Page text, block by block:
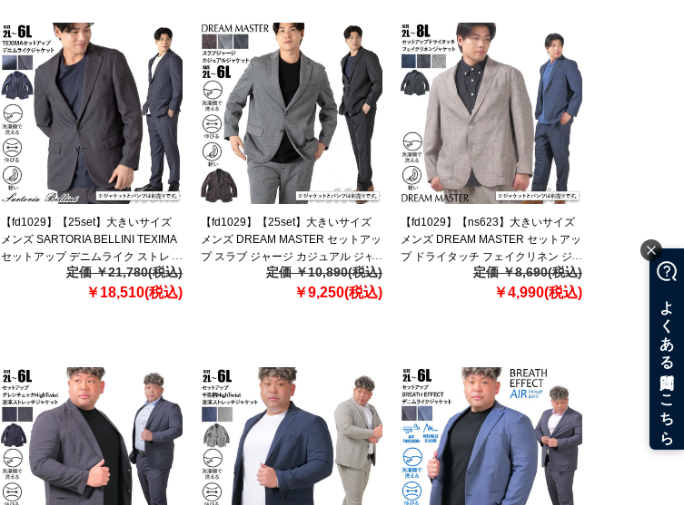
【fd1029】【25set】大きいサイズ
メンズ SARTORIA BELLINI TEXIMA
セットアップ デニムライク ストレッ
チ ジャケット 軽量 ウォッシャブル
スマリラ 52871b-jk 【t2502】
定価 ￥21,780(税込)
￥18,510(税込)
【fd1029】【25set】大きいサイズ
メンズ DREAM MASTER セットアッ
プ スラブ ジャージ カジュアル ジャ
ケット 軽量 ウォッシャブル スマリ
ラ azw2534-sj 【t2502】
定価 ￥10,890(税込)
￥9,250(税込)
【fd1029】【ns623】大きいサイズ
メンズ DREAM MASTER セットアッ
プ ドライタッチ フェイクリネン ジ
ャケット 軽量 ウォッシャブル スマ
リラ dm-js2514se 【t2501】
定価 ￥8,690(税込)
￥4,990(税込)